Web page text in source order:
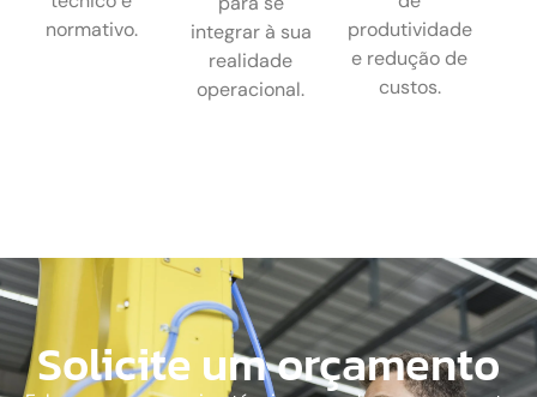
normativo.
integrar à sua
realidade
operacional.
produtividade
e redução de
custos.
Solicite um orçamento